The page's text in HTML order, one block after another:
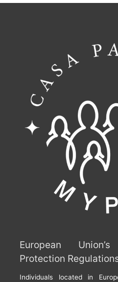
European
Protection
Individuals located in